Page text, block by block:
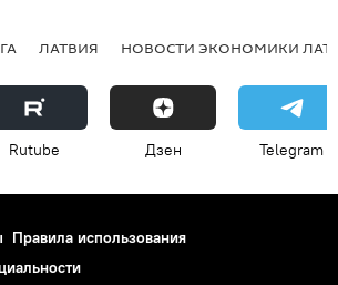
ЛАТВИЯ НОВОСТИ ЭКОНОМИКИ
Rutube Дзен Telegram
Правила использования